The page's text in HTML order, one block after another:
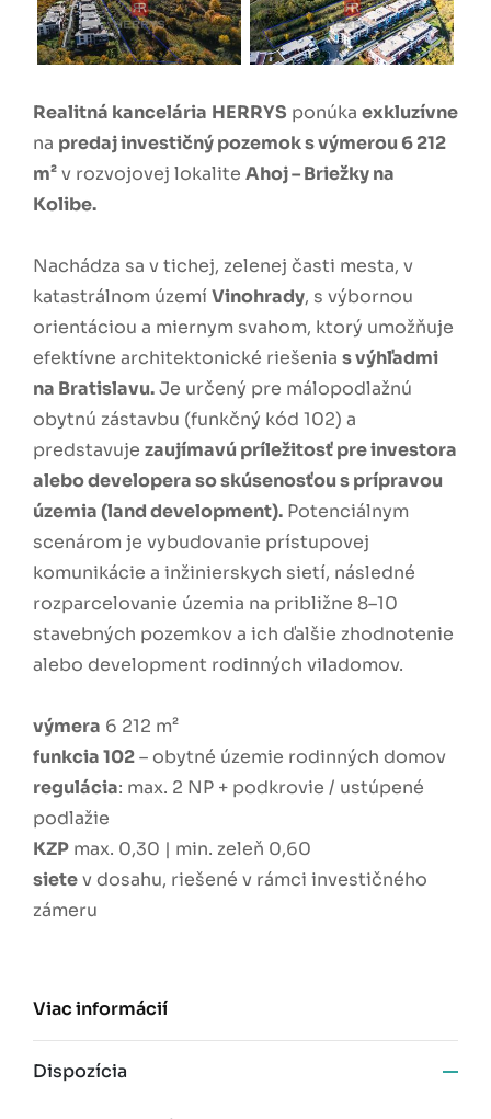
Realitná kancelária HERRYS ponúka exkluzívne
na predaj investičný pozemok s výmerou 6 212
m²v rozvojovej lokalite Ahoj – Briežky na
Kolibe.
Nachádza sa v tichej, zelenej časti mesta, v
katastrálnom území Vinohrady, s výbornou
orientáciou a miernym svahom, ktorý umožňuje
efektívne architektonické riešenia s výhľadmi
na Bratislavu.Je určený pre málopodlažnú
obytnú zástavbu (funkčný kód 102) a
predstavuje zaujímavú príležitosť pre investora
alebo developera so skúsenosťou s prípravou
územia (land development). Potenciálnym
scenárom je vybudovanie prístupovej
komunikácie a inžinierskych sietí, následné
rozparcelovanie územia na približne 8–10
stavebných pozemkov a ich ďalšie zhodnotenie
alebo development rodinných viladomov.
výmera 6 212 m²
funkcia 102– obytné územie rodinných domov
regulácia: max. 2 NP + podkrovie / ustúpené
podlažie
KZP max. 0,30 | min. zeleň 0,60
sietev dosahu, riešené v rámci investičného
zámeru
Viac informácií
Dispozícia